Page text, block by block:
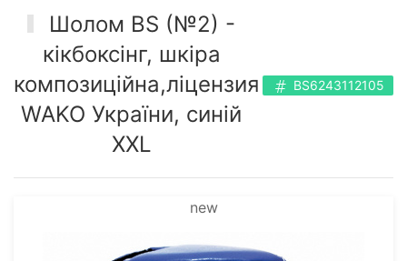
Шолом BS (№2) -
кікбоксінг, шкіра
композиційна,ліцензия
WAKO України, синій
XXL
BS6243112105
new